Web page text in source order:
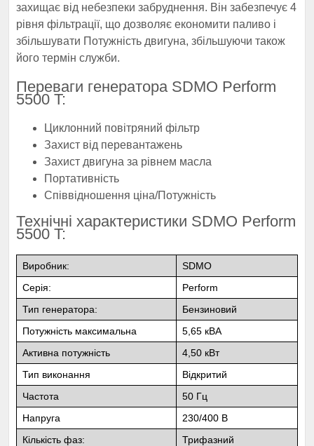
захищає від небезпеки забруднення. Він забезпечує 4
рівня фільтрації, що дозволяє економити паливо і
збільшувати Потужність двигуна, збільшуючи також
його термін служби.
Переваги генератора SDMO Perform
5500 T:
Циклонний повітряний фільтр
Захист від перевантажень
Захист двигуна за рівнем масла
Портативність
Співвідношення ціна/Потужність
Технічні характеристики SDMO Perform
5500 T:
Виробник:
SDMO
Серія:
Perform
Тип генератора:
Бензиновий
Потужність максимальна
5,65 кВА
Активна потужність
4,50 кВт
Тип виконання
Відкритий
Частота
50 Гц
Напруга
230/400 В
Кількість фаз:
Трифазний